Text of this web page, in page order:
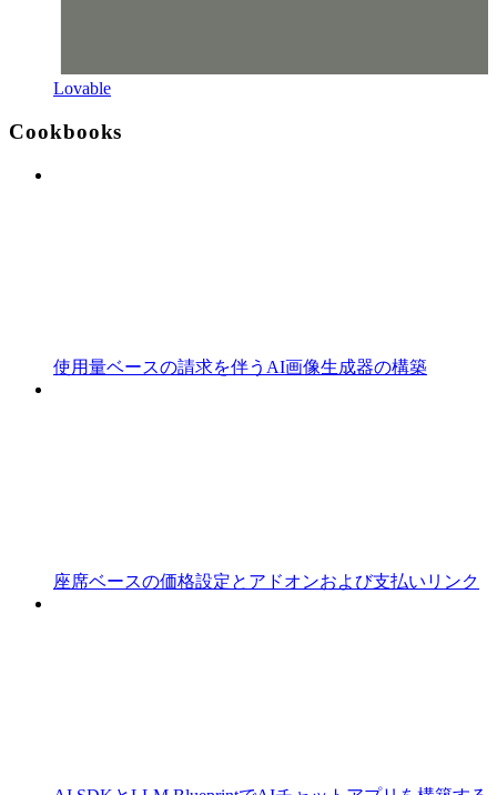
Lovable
Cookbooks
使用量ベースの請求を伴うAI画像生成器の構築
座席ベースの価格設定とアドオンおよび支払いリンク